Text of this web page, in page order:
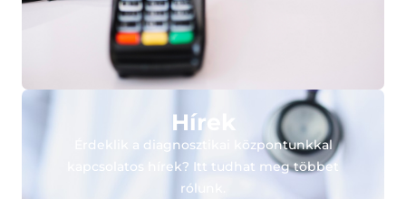
Hírek
Érdeklik a diagnosztikai központunkkal
kapcsolatos hírek? Itt tudhat meg többet
rólunk.